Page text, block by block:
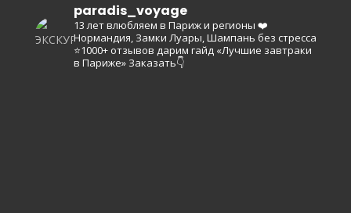
paradis_voyage
13 лет влюбляем в Париж и регионы ❤️
Нормандия, Замки Луары, Шампань без стресса
⭐️1000+ отзывов дарим гайд «Лучшие завтраки
в Париже» Заказать👇